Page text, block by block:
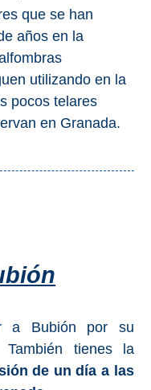
que se han
años en la
utilizando en la
pocos telares
en Granada.
a Bubión por su
tienes la
de un día a las